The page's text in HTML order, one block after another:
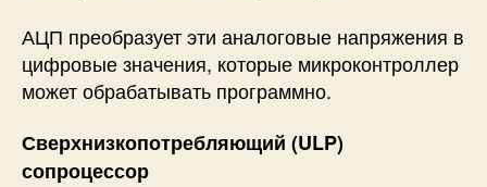
АЦП преобразует эти аналоговые напряжения в
цифровые значения, которые микроконтроллер
может обрабатывать программно.
Сверхнизкопотребляющий (ULP)
сопроцессор